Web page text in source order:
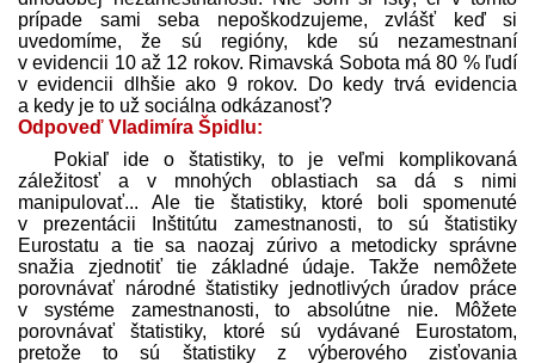
prípade sami seba nepoškodzujeme, zvlášť keď si
uvedomíme, že sú regióny, kde sú nezamestnaní
v evidencii 10 až 12 rokov. Rimavská Sobota má 80 % ľudí
v evidencii dlhšie ako 9 rokov. Do kedy trvá evidencia
a kedy je to už sociálna odkázanosť?
Odpoveď Vladimíra Špidlu:
Pokiaľ ide o štatistiky, to je veľmi komplikovaná
záležitosť a v mnohých oblastiach sa dá s nimi
manipulovať... Ale tie štatistiky, ktoré boli spomenuté
v prezentácii Inštitútu zamestnanosti, to sú štatistiky
Eurostatu a tie sa naozaj zúrivo a metodicky správne
snažia zjednotiť tie základné údaje. Takže nemôžete
porovnávať národné štatistiky jednotlivých úradov práce
v systéme zamestnanosti, to absolútne nie. Môžete
porovnávať štatistiky, ktoré sú vydávané Eurostatom,
pretože to sú štatistiky z výberového zisťovania